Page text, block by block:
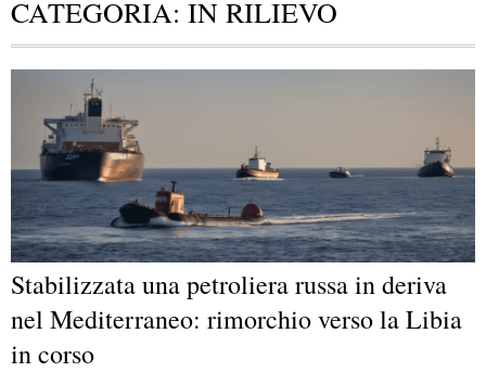
CATEGORIA: IN RILIEVO
Stabilizzata una petroliera russa in deriva
nel Mediterraneo: rimorchio verso la Libia
in corso